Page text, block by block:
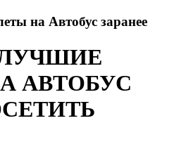
на Автобус заранее
АВТОБУС